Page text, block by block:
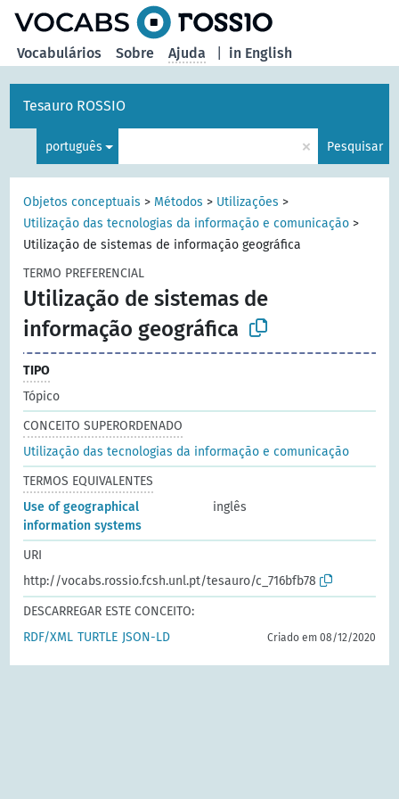
in English
Vocabulários Sobre Ajuda
Tesauro ROSSIO
português × Pesquisar
Objetos conceptuais > Métodos > Utilizações >
Utilização das tecnologias da informação e comunicação >
Utilização de sistemas de informação geográfica
TERMO PREFERENCIAL
Utilização de sistemas de
informação geográfica
TIPO
Tópico
CONCEITO SUPERORDENADO
Utilização das tecnologias da informação e comunicação
TERMOS EQUIVALENTES
Use of geographical
information systems
inglês
URI
http://vocabs.rossio.fcsh.unl.pt/tesauro/c_716bfb78
DESCARREGAR ESTE CONCEITO:
RDF/XML TURTLE JSON-LD Criado em 08/12/2020